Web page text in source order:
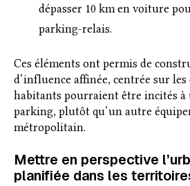
dépasser 10 km en voiture
parking-relais.
Ces éléments ont permis de
d’influence affinée, centrée sur
habitants pourraient être incités à
parking, plutôt qu’un autre
métropolitain.
Mettre en perspective
planifiée dans les